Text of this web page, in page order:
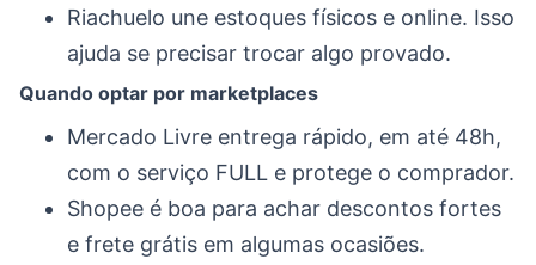
Riachuelo une estoques físicos e online. Isso
ajuda se precisar trocar algo provado.
Quando optar por marketplaces
Mercado Livre entrega rápido, em até 48h,
com o serviço FULL e protege o comprador.
Shopee é boa para achar descontos fortes
e frete grátis em algumas ocasiões.